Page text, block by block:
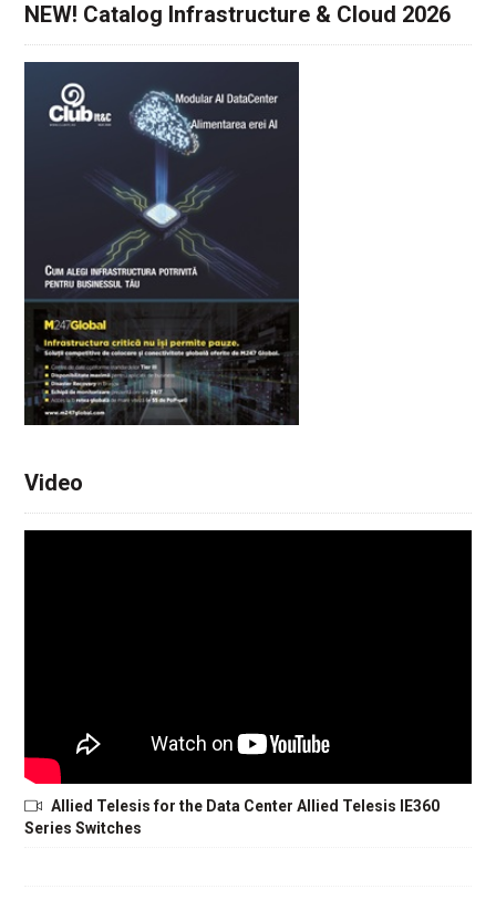
NEW! Catalog Infrastructure & Cloud 2026
Video
Allied Telesis for the Data Center Allied Telesis IE360
Series Switches